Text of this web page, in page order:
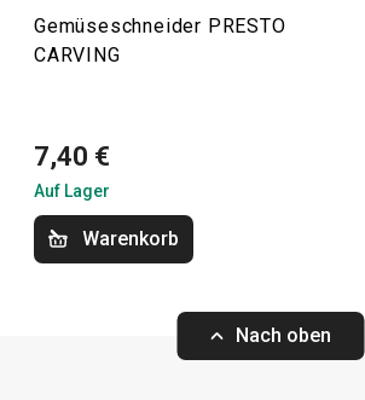
Ziseliermesser PRESTO CARVING
Gemüseschneider PRESTO
CARVING
7,40 €
Auf Lager
Warenkorb
Nach oben